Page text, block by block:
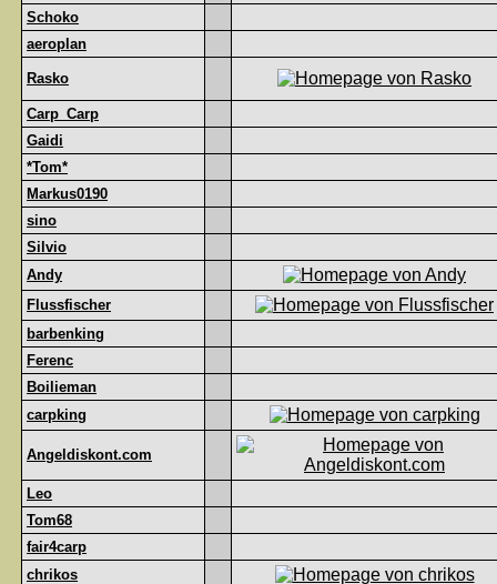
Schoko
aeroplan
Rasko
Carp_Carp
Gaidi
*Tom*
Markus0190
sino
Silvio
Andy
Flussfischer
barbenking
Ferenc
Boilieman
carpking
Angeldiskont.com
Leo
Tom68
fair4carp
chrikos